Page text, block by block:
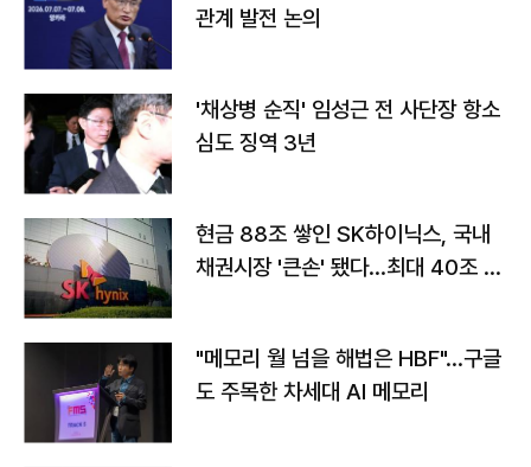
관계 발전 논의
'채상병 순직' 임성근 전 사단장 항소
심도 징역 3년
현금 88조 쌓인 SK하이닉스, 국내
채권시장 '큰손' 됐다…최대 40조 투
"메모리 월 넘을 해법은 HBF"…구글
도 주목한 차세대 AI 메모리